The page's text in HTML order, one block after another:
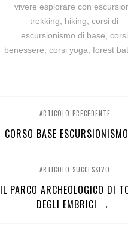
vivere esplorare con
trekking, hiking, corsi di
escursionismo di base, corsi
benessere, corsi yoga, forest
ARTICOLO PRECEDENTE
CORSO BASE
ARTICOLO SUCCESSIVO
IL PARCO ARCHEOLOGICO DI
DEGLI EMBRICI →